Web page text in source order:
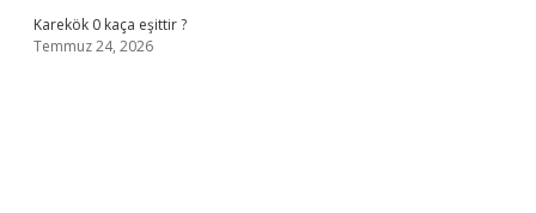
Karekök 0 kaça eşittir ?
Temmuz 24, 2026